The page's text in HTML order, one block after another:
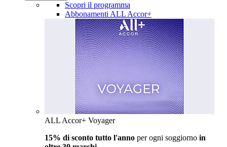
Scopri il programma
Abbonamenti ALL Accor+
ALL Accor+ Voyager
15% di sconto tutto l'anno per ogni soggiorno in